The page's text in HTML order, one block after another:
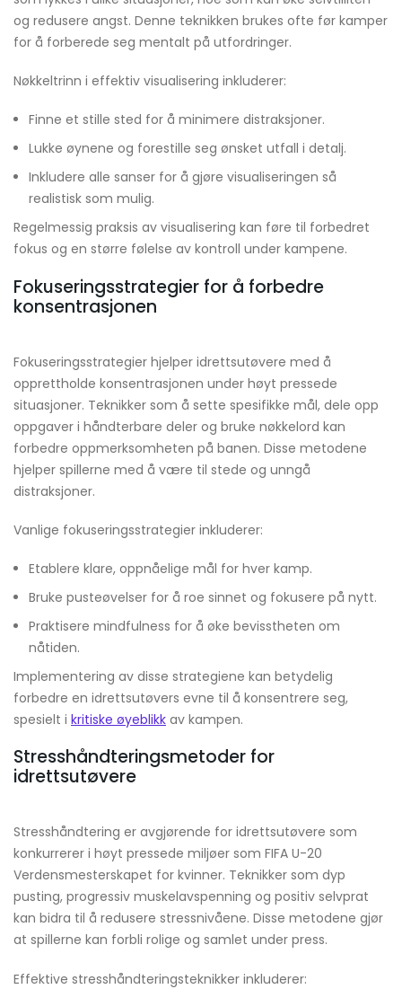
og redusere angst. Denne teknikken brukes ofte før kamper
for å forberede seg mentalt på utfordringer.
Nøkkeltrinn i effektiv visualisering inkluderer:
Finne et stille sted for å minimere distraksjoner.
Lukke øynene og forestille seg ønsket utfall i detalj.
Inkludere alle sanser for å gjøre visualiseringen så
realistisk som mulig.
Regelmessig praksis av visualisering kan føre til forbedret
fokus og en større følelse av kontroll under kampene.
Fokuseringsstrategier for å forbedre
konsentrasjonen
Fokuseringsstrategier hjelper idrettsutøvere med å
opprettholde konsentrasjonen under høyt pressede
situasjoner. Teknikker som å sette spesifikke mål, dele opp
oppgaver i håndterbare deler og bruke nøkkelord kan
forbedre oppmerksomheten på banen. Disse metodene
hjelper spillerne med å være til stede og unngå
distraksjoner.
Vanlige fokuseringsstrategier inkluderer:
Etablere klare, oppnåelige mål for hver kamp.
Bruke pusteøvelser for å roe sinnet og fokusere på nytt.
Praktisere mindfulness for å øke bevisstheten om
nåtiden.
Implementering av disse strategiene kan betydelig
forbedre en idrettsutøvers evne til å konsentrere seg,
spesielt i kritiske øyeblikk av kampen.
Stresshåndteringsmetoder for
idrettsutøvere
Stresshåndtering er avgjørende for idrettsutøvere som
konkurrerer i høyt pressede miljøer som FIFA U-20
Verdensmesterskapet for kvinner. Teknikker som dyp
pusting, progressiv muskelavspenning og positiv selvprat
kan bidra til å redusere stressnivåene. Disse metodene gjør
at spillerne kan forbli rolige og samlet under press.
Effektive stresshåndteringsteknikker inkluderer: